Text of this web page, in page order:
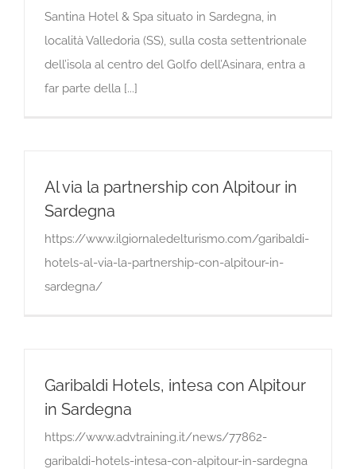
Santina Hotel & Spa situato in Sardegna, in
località Valledoria (SS), sulla costa settentrionale
dell’isola al centro del Golfo dell’Asinara, entra a
far parte della [...]
Al via la partnership con Alpitour in
Sardegna
https://www.ilgiornaledelturismo.com/garibaldi-
hotels-al-via-la-partnership-con-alpitour-in-
sardegna/
Garibaldi Hotels, intesa con Alpitour
in Sardegna
https://www.advtraining.it/news/77862-
garibaldi-hotels-intesa-con-alpitour-in-sardegna